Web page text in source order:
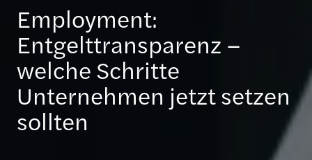
Employment:
Entgelttransparenz –
welche Schritte
Unternehmen jetzt setzen
sollten